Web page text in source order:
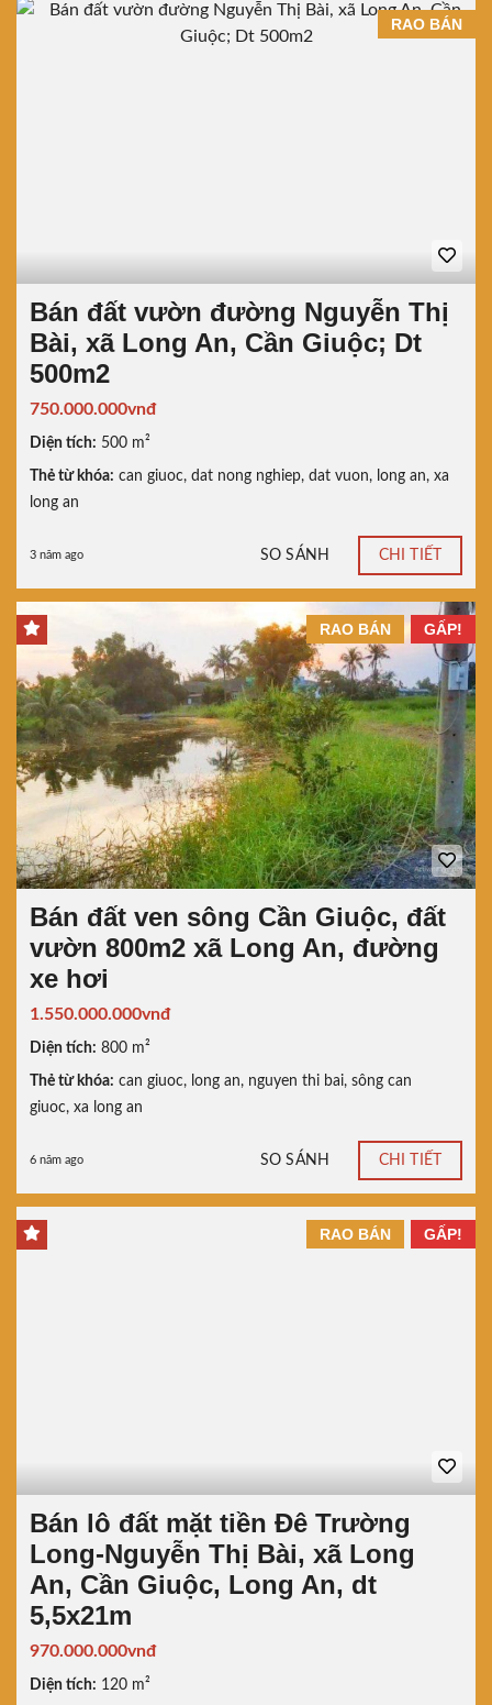
RAO BÁN
Bán đất vườn đường Nguyễn Thị
Bài, xã Long An, Cần Giuộc; Dt
500m2
750.000.000vnđ
Diện tích: 500 m²
Thẻ từ khóa: can giuoc, dat nong nghiep, dat vuon, long an, xa
long an
3 năm ago SO SÁNH CHI TIẾT
GẤP!
RAO BÁN
Bán đất ven sông Cần Giuộc, đất
vườn 800m2 xã Long An, đường
xe hơi
1.550.000.000vnđ
Diện tích: 800 m²
Thẻ từ khóa: can giuoc, long an, nguyen thi bai, sông can
giuoc, xa long an
6 năm ago SO SÁNH CHI TIẾT
GẤP!
RAO BÁN
Bán lô đất mặt tiền Đê Trường
Long-Nguyễn Thị Bài, xã Long
An, Cần Giuộc, Long An, dt
5,5x21m
970.000.000vnđ
Diện tích: 120 m²